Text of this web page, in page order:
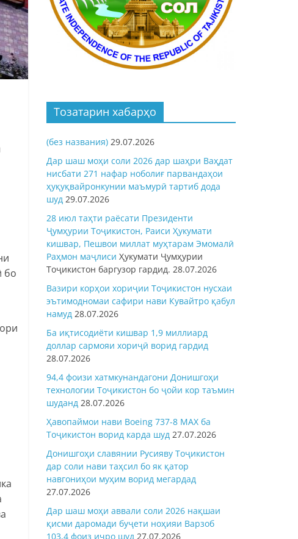
бо
Тозатарин хабарҳо
(без названия) 29.07.2026
Дар шаш моҳи соли 2026 дар шаҳри Ваҳдат
нисбати 271 нафар ноболиғ парвандаҳои
ҳуқуқвайронкунии маъмурӣ тартиб дода
шуд 29.07.2026
28 июл таҳти раёсати Президенти
Ҷумҳурии Тоҷикистон, Раиси Ҳукумати
кишвар, Пешвои миллат муҳтарам Эмомалӣ
Раҳмон маҷлиси Ҳукумати Ҷумҳурии
Тоҷикистон баргузор гардид. 28.07.2026
Вазири корҳои хориҷии Тоҷикистон нусхаи
эътимодномаи сафири нави Кувайтро қабул
намуд 28.07.2026
Ба иқтисодиёти кишвар 1,9 миллиард
доллар сармояи хориҷӣ ворид гардид
28.07.2026
94,4 фоизи хатмкунандагони Донишгоҳи
технологии Тоҷикистон бо ҷойи кор таъмин
шуданд 28.07.2026
Ҳавопаймои нави Boeing 737-8 MAX ба
Тоҷикистон ворид карда шуд 27.07.2026
Донишгоҳи славянии Русияву Тоҷикистон
дар соли нави таҳсил бо як қатор
навгониҳои муҳим ворид мегардад
27.07.2026
Дар шаш моҳи аввали соли 2026 нақшаи
қисми даромади буҷети ноҳияи Варзоб
103,4 фоиз иҷро шуд 27.07.2026